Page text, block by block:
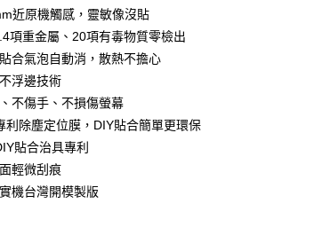
以上)免運費
以上)免運費
近原機觸感，靈敏像沒貼
項重金屬、20項有毒物質零檢出
合氣泡自動消，散熱不擔心
浮邊技術
不傷手、不損傷螢幕
利除塵定位膜，DIY貼合簡單更環保
貼合治具專利
輕微刮痕
機台灣開模製版